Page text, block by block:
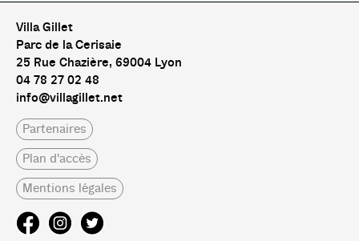
Villa Gillet
Parc de la Cerisaie
25 Rue Chazière, 69004 Lyon
04 78 27 02 48
info@villagillet.net
Partenaires
Plan d'accès
Mentions légales